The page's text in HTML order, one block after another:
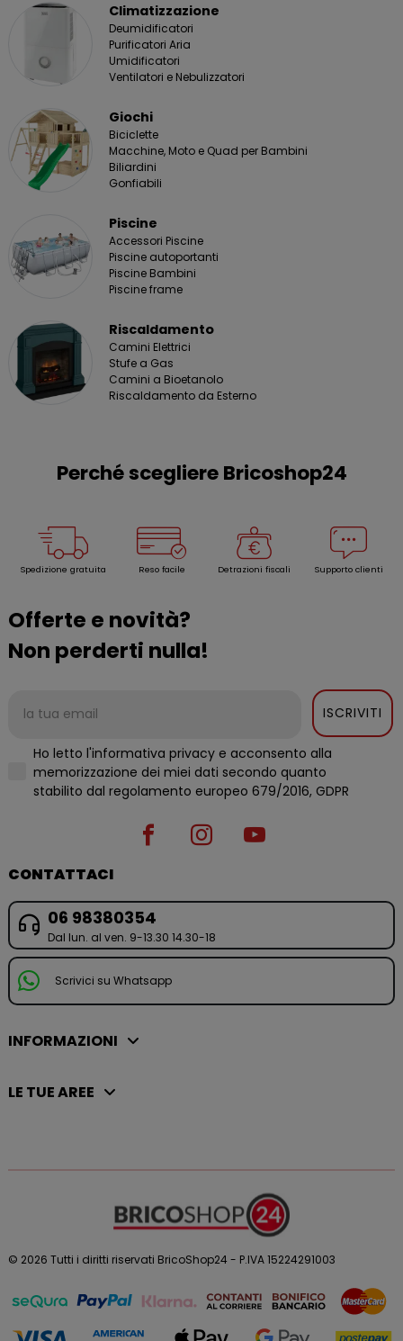
Climatizzazione
Deumidificatori
Purificatori Aria
Umidificatori
Ventilatori e Nebulizzatori
Giochi
Biciclette
Macchine, Moto e Quad per Bambini
Biliardini
Gonfiabili
Piscine
Accessori Piscine
Piscine autoportanti
Piscine Bambini
Piscine frame
Riscaldamento
Camini Elettrici
Stufe a Gas
Camini a Bioetanolo
Riscaldamento da Esterno
Perché scegliere Bricoshop24
Spedizione gratuita Reso facile Detrazioni fiscali Supporto clienti
Offerte e novità?
Non perderti nulla!
ISCRIVITI
Ho letto l'informativa privacy e acconsento alla
memorizzazione dei miei dati secondo quanto
stabilito dal regolamento europeo 679/2016, GDPR
CONTATTACI
06 98380354
Dal lun. al ven. 9-13.30 14.30-18
Scrivici su Whatsapp
INFORMAZIONI
LE TUE AREE
© 2026 Tutti i diritti riservati BricoShop24 - P.IVA 15224291003